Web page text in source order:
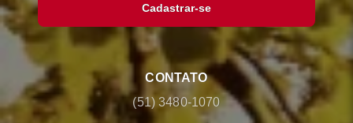
Cadastrar-se
CONTATO
(51) 3480-1070